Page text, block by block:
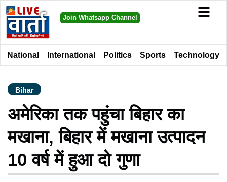
Join Whatsapp Channel
National International Politics Sports Technology
Bihar
अमेरिका तक पहुंचा बिहार का
मखाना, बिहार में मखाना उत्पादन
10 वर्ष में हुआ दो गुणा